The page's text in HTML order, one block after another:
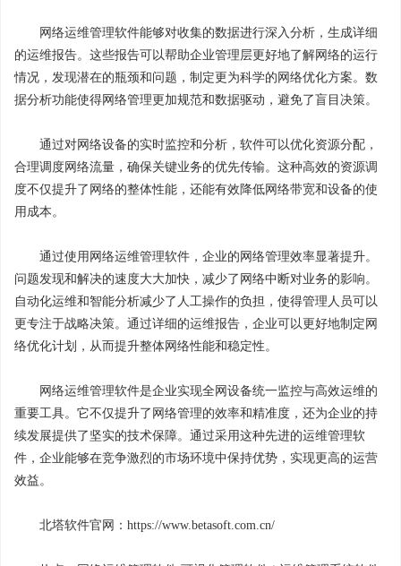
网络运维管理软件能够对收集的数据进行深入分析，生成详细
的运维报告。这些报告可以帮助企业管理层更好地了解网络的运行
情况，发现潜在的瓶颈和问题，制定更为科学的网络优化方案。数
据分析功能使得网络管理更加规范和数据驱动，避免了盲目决策。
通过对网络设备的实时监控和分析，软件可以优化资源分配，
合理调度网络流量，确保关键业务的优先传输。这种高效的资源调
度不仅提升了网络的整体性能，还能有效降低网络带宽和设备的使
用成本。
通过使用网络运维管理软件，企业的网络管理效率显著提升。
问题发现和解决的速度大大加快，减少了网络中断对业务的影响。
自动化运维和智能分析减少了人工操作的负担，使得管理人员可以
更专注于战略决策。通过详细的运维报告，企业可以更好地制定网
络优化计划，从而提升整体网络性能和稳定性。
网络运维管理软件是企业实现全网设备统一监控与高效运维的
重要工具。它不仅提升了网络管理的效率和精准度，还为企业的持
续发展提供了坚实的技术保障。通过采用这种先进的运维管理软
件，企业能够在竞争激烈的市场环境中保持优势，实现更高的运营
效益。
北塔软件官网：https://www.betasoft.com.cn/